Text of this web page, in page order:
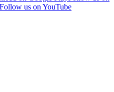
Follow us on YouTube